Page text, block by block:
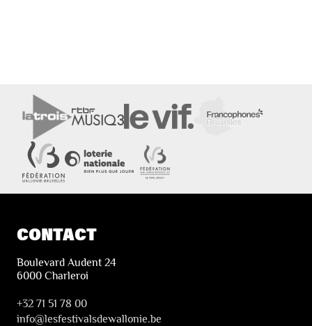
CONTACT
Boulevard Audent 24
6000 Charleroi
+32 71 51 78 00
info@lesfestivalsdewallonie.be